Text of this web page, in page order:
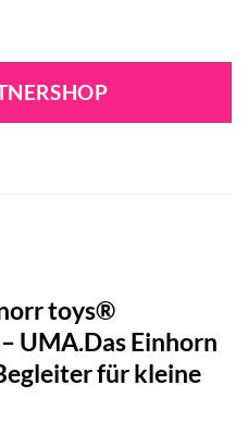
toys®
UMA.Das Einhorn
für kleine